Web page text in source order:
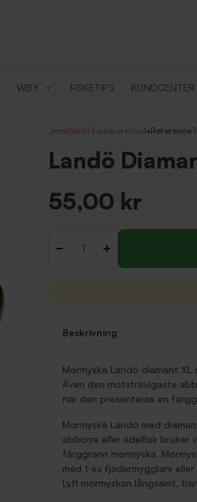
WBY FISKETIPS KUNDCENTER
Jemtlands Fiskeverkstad•Reference
Landö
55,00 kr
- +
Beskrivning
Mormyska Landö diamant
Även den motsträvigaste
när den presenteras en
Mormyska Landö med
abborre eller ädelfisk brukar
färggrann mormyska.
med t ex fjädermygglarv
Lyft mormyskan långsamt,